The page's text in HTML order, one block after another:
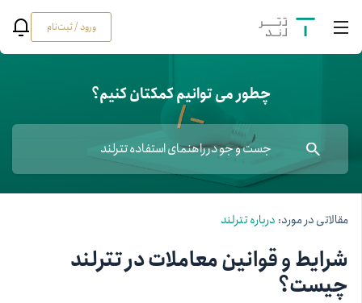
ورود / ثبت‌نام
چطور می توانیم کمکتان کنیم؟
مقالاتی در مورد: درباره تترلند
شرایط و قوانین معاملات در تترلند
چیست؟